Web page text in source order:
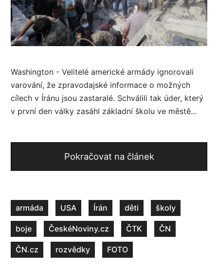
Washington - Velitelé americké armády ignorovali
varování, že zpravodajské informace o možných
cílech v Íránu jsou zastaralé. Schválili tak úder, který
v první den války zasáhl základní školu ve městě...
Pokračovat na článek
armáda USA Írán děti školy
boje ČeskéNoviny.cz ČTK ČN
ČN.cz rozvědky FOTO